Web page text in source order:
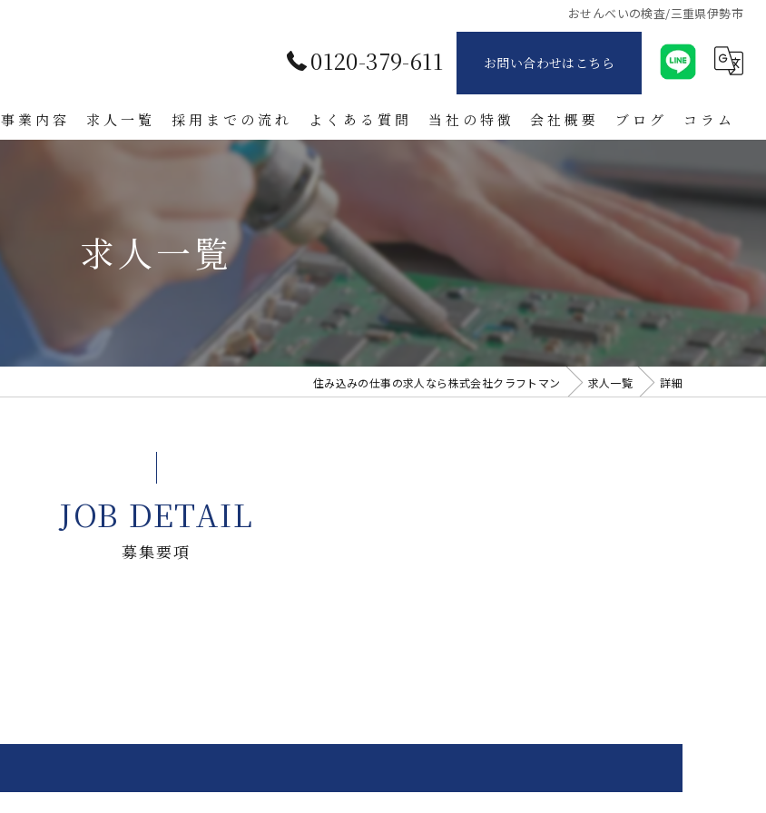
おせんべいの検査/三重県伊勢市
0120-379-611 お問い合わせはこちら
事業内容 求人一覧 採用までの流れ よくある質問 当社の特徴
寮付き
日払い
紹介
会社概要 ブログ コラム
求人一覧
住み込みの仕事の求人なら株式会社クラフトマン 求人一覧 詳細
募集要項
JOB DETAIL